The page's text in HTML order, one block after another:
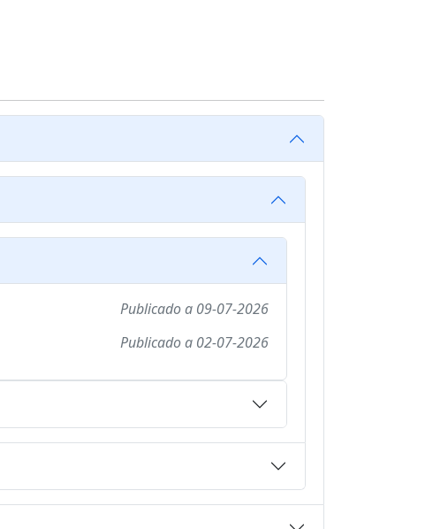
Publicado a 09-07-2026
Publicado a 02-07-2026